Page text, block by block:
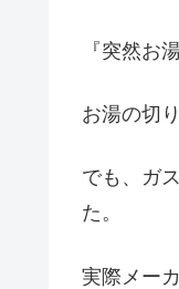
『突然お
お湯の切
でも、ガ
た。
実際メー